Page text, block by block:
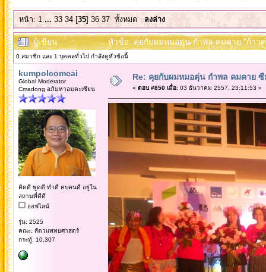
หน้า:1 ... 33 34[35]36 37 ทั้งหมด ลงล่าง
ผู้เขียน หัวข้อ: คุยกับผมหมอตุ่น กำพล คมคาย "ก้าว
0 สมาชิก และ 1 บุคคลทั่วไป กำลังดูหัวข้อนี้
kumpolcomcai
Global Moderator
Cmadong อภิมหาอมตะเซียน
คิดดี พูดดี ทำดี คบคนดี อยู่ใน
สถานที่ดีดี
ออฟไลน์
รุ่น: 2525
คณะ: สัตวแพทยศาสตร์
กระทู้: 10,307
Re: คุยกับผมหมอตุ่น กำพล คมคาย
« ตอบ #850 เมื่อ:03 ธันวาคม 2557, 23:11:53 »